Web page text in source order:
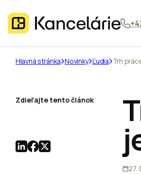
Hlavná stránka Novinky Ľudia Trh
27.
Zdieľajte tento článok